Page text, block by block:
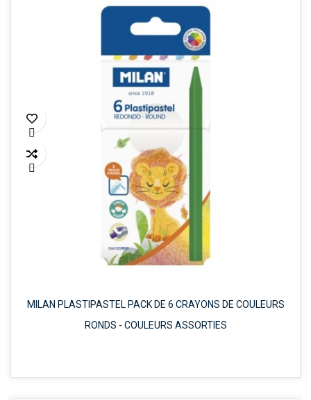


MILAN PLASTIPASTEL PACK DE 6 CRAYONS DE COULEURS
RONDS - COULEURS ASSORTIES